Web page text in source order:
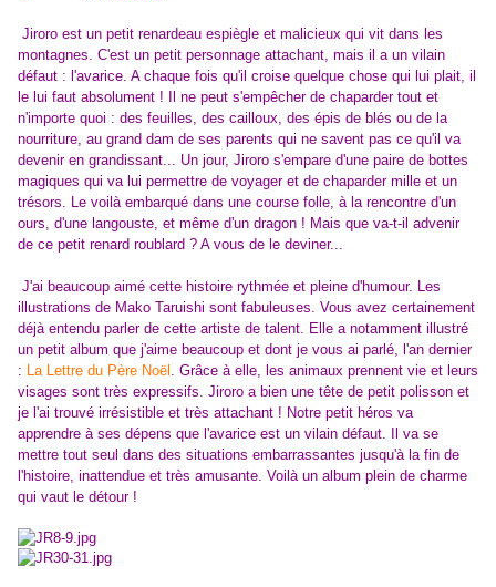
Jiroro est un petit renardeau espiègle et malicieux qui vit dans les
montagnes. C'est un petit personnage attachant, mais il a un vilain
défaut : l'avarice. A chaque fois qu'il croise quelque chose qui lui plait, il
le lui faut absolument ! Il ne peut s'empêcher de chaparder tout et
n'importe quoi : des feuilles, des cailloux, des épis de blés ou de la
nourriture, au grand dam de ses parents qui ne savent pas ce qu'il va
devenir en grandissant... Un jour, Jiroro s'empare d'une paire de bottes
magiques qui va lui permettre de voyager et de chaparder mille et un
trésors. Le voilà embarqué dans une course folle, à la rencontre d'un
ours, d'une langouste, et même d'un dragon ! Mais que va-t-il advenir
de ce petit renard roublard ? A vous de le deviner...
J'ai beaucoup aimé cette histoire rythmée et pleine d'humour. Les
illustrations de Mako Taruishi sont fabuleuses. Vous avez certainement
déjà entendu parler de cette artiste de talent. Elle a notamment illustré
un petit album que j'aime beaucoup et dont je vous ai parlé, l'an dernier
: La Lettre du Père Noël . Grâce à elle, les animaux prennent vie et leurs
visages sont très expressifs. Jiroro a bien une tête de petit polisson et
je l'ai trouvé irrésistible et très attachant ! Notre petit héros va
apprendre à ses dépens que l'avarice est un vilain défaut. Il va se
mettre tout seul dans des situations embarrassantes jusqu'à la fin de
l'histoire, inattendue et très amusante. Voilà un album plein de charme
qui vaut le détour !